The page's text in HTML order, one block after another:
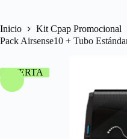
Inicio Kit Cpap Promocional
Pack Airsense10 + Tubo
OFERTA